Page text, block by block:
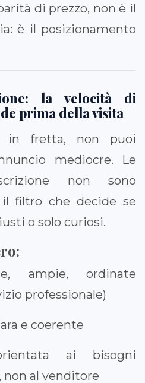
di prezzo, non è il
è il posizionamento
la velocità di
prima della visita
in fretta, non puoi
mediocre. Le
non sono
il filtro che decide se
o solo curiosi.
ampie, ordinate
professionale)
e coerente
ai bisogni
non al venditore